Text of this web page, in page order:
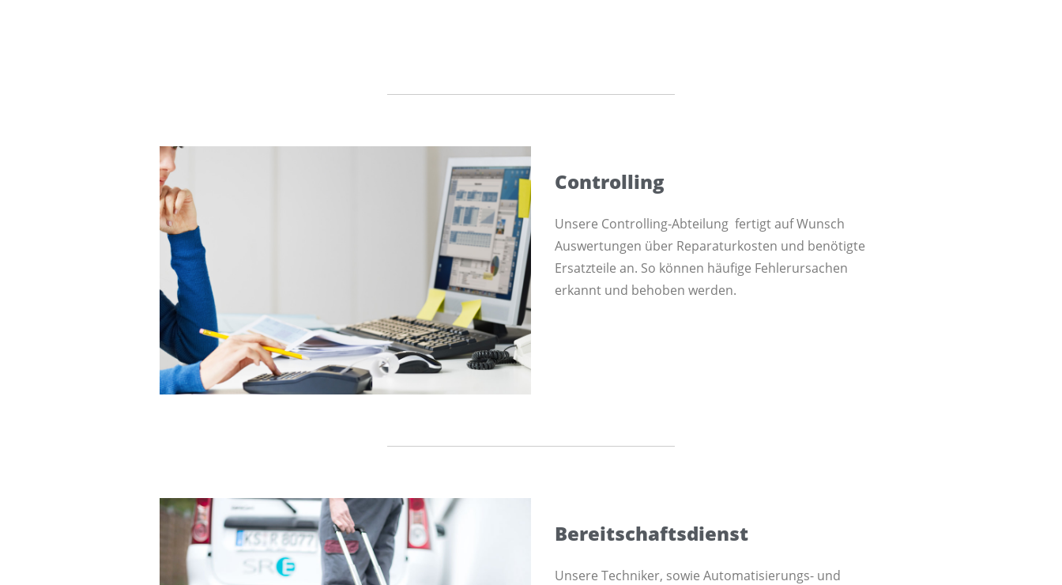
Controlling
Unsere Controlling-Abteilung fertigt auf Wunsch
Auswertungen über Reparaturkosten und benötigte
Ersatzteile an. So können häufige Fehlerursachen
erkannt und behoben werden.
Bereitschaftsdienst
Unsere Techniker, sowie Automatisierungs- und